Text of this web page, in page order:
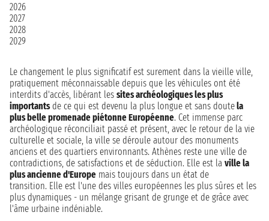
2026
2027
2028
2029
Le changement le plus significatif est surement dans la vieille ville,
pratiquement méconnaissable depuis que les véhicules ont été
interdits d'accès, libérant les sites archéologiques les plus
importantsde ce qui est devenu la plus longue et sans doutela
plus belle promenade piétonne Européenne. Cet immense parc
archéologique réconciliait passé et présent, avec le retour de la vie
culturelle et sociale, la ville se déroule autour des monuments
anciens et des quartiers environnants. Athènes reste une ville de
contradictions, de satisfactions et de séduction. Elle est la ville la
plus ancienne d'Europe mais toujours dans un état de
transition. Elle est l'une des villes européennes les plus sûres et les
plus dynamiques - un mélange grisant de grunge et de grâce avec
l'âme urbaine indéniable.